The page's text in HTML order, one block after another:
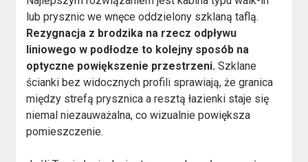
lub prysznic we wnęce oddzielony szklaną taflą.
Rezygnacja z brodzika na rzecz odpływu
liniowego w podłodze to kolejny sposób na
optyczne powiększenie przestrzeni. Szklane
ścianki bez widocznych profili sprawiają, że granica
między strefą prysznica a resztą łazienki staje się
niemal niezauważalna, co wizualnie powiększa
pomieszczenie.